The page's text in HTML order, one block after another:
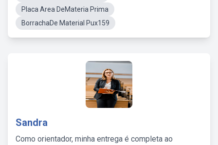
Placa Area DeMateria Prima
BorrachaDe Material Pux159
Sandra
Como orientador, minha entrega é completa ao